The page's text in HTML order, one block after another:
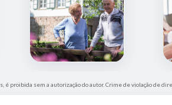
proibida sem a autorização do autor. Crime de violação de